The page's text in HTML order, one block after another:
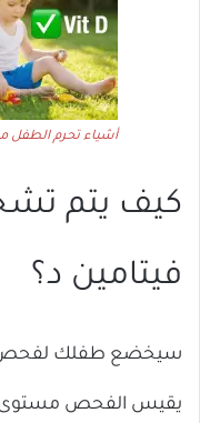
أشياء تحرم الطفل
كيف يتم
فيتامين د؟
سيخضع طفلك لفحص